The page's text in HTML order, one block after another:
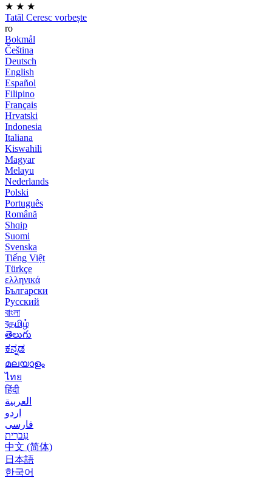
★ ★ ★
Tatăl Ceresc vorbește
ro
Bokmål
Čeština
Deutsch
English
Español
Filipino
Français
Hrvatski
Indonesia
Italiana
Kiswahili
Magyar
Melayu
Nederlands
Polski
Português
Română
Shqip
Suomi
Svenska
Tiếng Việt
Türkçe
ελληνικά
Български
Русский
বাংলা
বதமிழ்
తెలుగు
ಕನ್ನಡ
മലയാളം
ไทย
हिंदी
العربية
اردو
فارسی
עִברִית
中文 (简体)
日本語
한국어